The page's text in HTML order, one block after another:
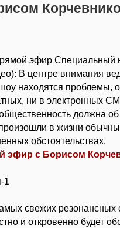
эфир Специальный
В центре внимания
находятся проблемы,
ни в электронных
должна об
в жизни
обстоятельствах.
эфир с Борисом
1
свежих резонансных
и откровенно будет